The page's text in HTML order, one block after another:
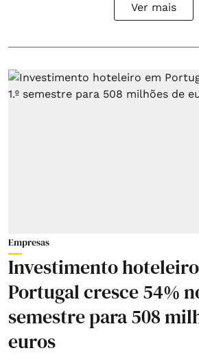
Ver mais
Empresas
Investimento
Portugal cresce 54%
semestre para 508
euros